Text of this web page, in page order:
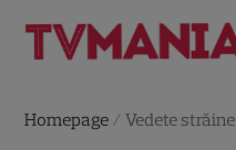
Homepage /Vedete străine